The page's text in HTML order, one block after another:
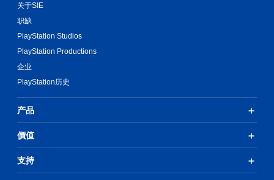
关于SIE
职缺
PlayStation Studios
PlayStation Productions
企业
PlayStation历史
产品
價值
支持